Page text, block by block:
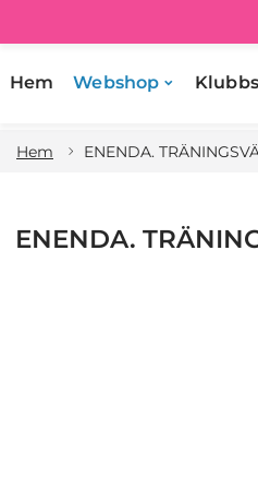
Hem Webshop
Hem ENENDA.
ENENDA.